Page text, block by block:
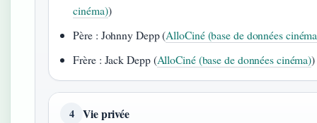
cinéma))
Père : Johnny Depp (AlloCiné (base de données
Frère : Jack Depp (AlloCiné (base de données cinéma))
4 Vie privée